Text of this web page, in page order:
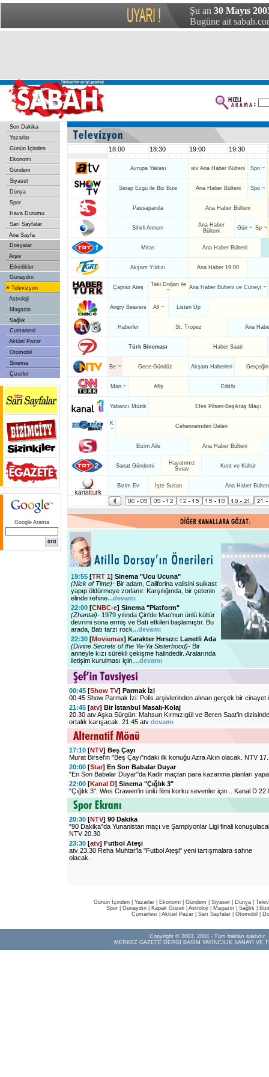
Şu an 30 Mayıs
Bugüne ait
Son Dakika
Yazarlar
Günün İçinden
Ekonomi
Gündem
Siyaset
Dünya
Spor
Hava Durumu
Sarı Sayfalar
Ana Sayfa
Dosyalar
Arşiv
Etkinlikler
Günaydın
» Televizyon
Astroloji
Magazin
Sağlık
Cumartesi
Aktüel Pazar
Otomobil
Sinema
Çizerler
Google Arama
18:00 18:30 19:00 19:30
Avrupa Yakası atv Ana Haber Bülteni Spo ~
Serap Ezgü ile Biz Bize Ana Haber Bülteni Spo ~
Passaparola Ana Haber Bülteni
Sihirli Annem
Ana Haber
Bülteni
Gün ~ Sp ~
Miras Ana Haber Bülteni
Akşam Yıldızı Ana Haber 19:00
Çapraz Ateş
Taki Doğan ile
~
Ana Haber Bülteni ve Cüneyt ~
Angry Beavers All ~ Listen Up
Haberler St. Tropez Ana
Türk Sineması Haber Saati
Be ~ Gece-Gündüz Akşam Haberleri
Man ~ Afiş Editör
Yabancı Müzik Efes Pilsen-Beşiktaş Maçı
K
~
Cehennemden Gelen
Bizim Aile Ana Haber Bülteni
Sanat Gündemi
Hayatımız
Sınav
Kent ve Kültür
Bizim Ev İşte Susan Ana Haber
19:55 [TRT 1] Sinema "Ucu Ucuna"
(Nick of Time)- Bir adam, Califorina valisini suikast
yapıp öldürmeye zorlanır. Karşılığında, bir çetenin
elinde rehine...devamı
22:00 [CNBC-e] Sinema "Platform"
(Zhantai)- 1979 yılında Çin'de Mao'nun ünlü kültür
devrimi sona ermiş ve Batı etkileri başlamıştır. Bu
arada, Batı tarzı rock...devamı
22:30 [Moviemax] Karakter Hırsızı: Lanetli Ada
(Divine Secrets of the Ya-Ya Sisterhood)- Bir
anneyle kızı sürekli çekişme halindedir. Aralarında
iletişim kurulması için, ...devamı
00:45 [Show TV] Parmak İzi
00.45 Show Parmak İzi: Polis arşivlerinden alınan gerçek bir cinayet
21:45 [atv] Bir İstanbul Masalı-Kolaj
20.30 atv Aşka Sürgün: Mahsun Kırmızıgül ve Beren Saat'in
ortalık karışacak. 21.45 atv devamı
17:10 [NTV] Beş Çayı
Murat Birsel'in "Beş Çayı"ndaki ilk konuğu Azra Akın olacak. NTV
20:00 [Star] En Son Babalar Duyar
"En Son Babalar Duyar"da Kadir maçtan para kazanma planları
22:00 [Kanal D] Sinema "Çığlık 3"
"Çığlık 3": Wes Crawen'in ünlü filmi korku sevenler için... Kanal D
20:30 [NTV] 90 Dakika
"90 Dakika"da Yunanistan maçı ve Şampiyonlar Ligi finali
NTV 20.30
23:30 [atv] Futbol Ateşi
atv 23.30 Reha Muhtar'la "Futbol Ateşi" yeni tartışmalara sahne
olacak.
Günün İçinden Yazarlar Ekonomi Gündem Siyaset Dünya |
Spor
Günaydın Kapak Güzeli Astroloji Magazin Sağlık
Cumartesi| Aktüel Pazar| Sarı Sayfalar| Otomobil
Copyright © 2003, 2004 - Tüm hakları saklıdır.
MERKEZ GAZETE DERGİ BASIM YAYINCILIK SANAYİ VE